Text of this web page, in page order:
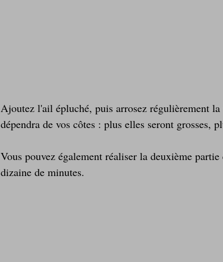
Ajoutez l'ail épluché, puis arrosez régulièrement
dépendra de vos côtes : plus elles seront grosses,
Vous pouvez également réaliser la deuxième
dizaine de minutes.